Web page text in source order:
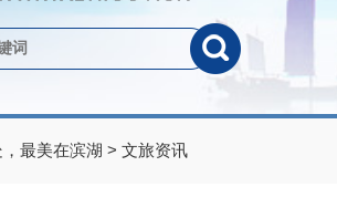
最美在滨湖 > 文旅资讯